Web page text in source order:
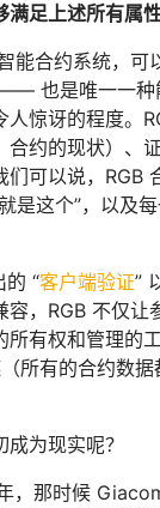
足上述所有属
能合约系统，
也是唯一一种
惊讶的程度。
合约的现状）、
们可以说，
是这个”，以及
“客户端验证”
，RGB 不仅
有权和管理的
所有的合约数
为现实呢？
，那时候